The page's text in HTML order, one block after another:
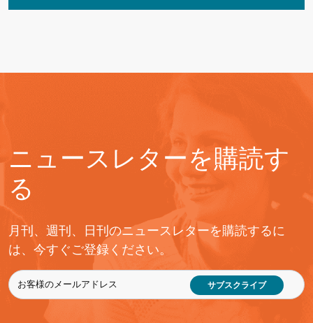
ニュースレターを購読す
る
月刊、週刊、日刊のニュースレターを購読するに
は、今すぐご登録ください。
サブスクライブ